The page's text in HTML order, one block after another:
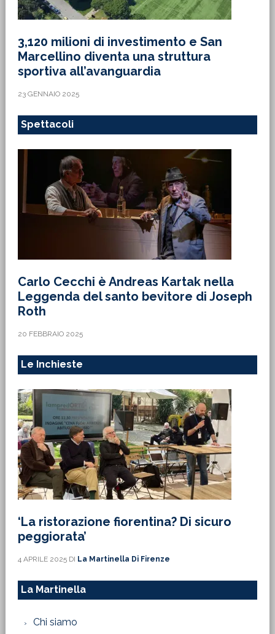
3,120 milioni di investimento e San
Marcellino diventa una struttura
sportiva all’avanguardia
23 GENNAIO 2025
Spettacoli
Carlo Cecchi è Andreas Kartak nella
Leggenda del santo bevitore di Joseph
Roth
20 FEBBRAIO 2025
Le Inchieste
‘La ristorazione fiorentina? Di sicuro
peggiorata’
4 APRILE 2025DI La Martinella Di Firenze
La Martinella
Chi siamo